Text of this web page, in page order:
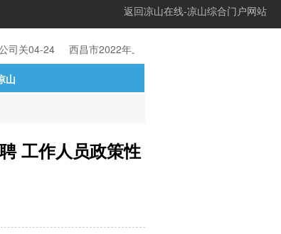
返回凉山在线-凉山综合门户网站
司关04-24 西昌市2022年上半年考核招聘教育事
山
工作人员政策性